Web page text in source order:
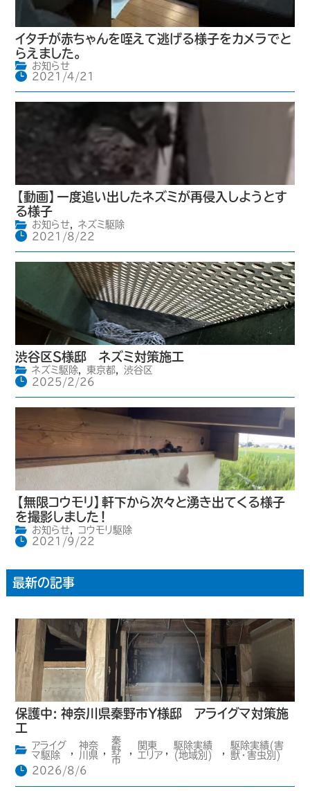
イタチが赤ちゃんを咥えて逃げる様子をカメラでと
らえました。
お知らせ
2021/4/21
【動画】一度追い出したネズミが再侵入しようとす
る様子
お知らせ,
ネズミ駆除
2021/8/22
渋谷区S様邸 ネズミ対策施工
ネズミ駆除, 東京都,
渋谷区
2025/2/26
【無限コウモリ】軒下から次々と湧き出てくる様子
を撮影しました！
お知らせ,
コウモリ駆除
2021/9/22
最新の記事
保護中: 神奈川県秦野市Y様邸 アライグマ対策施
工
アライグ
マ駆除
神奈
川県
秦
野
市
関東
エリア
駆除実績
(地域別)
駆除実績(害
獣・害虫別)
2026/8/6